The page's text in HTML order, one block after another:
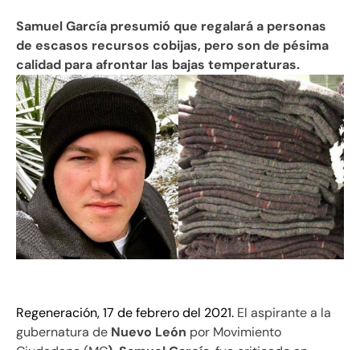
Samuel García presumió que regalará a personas
de escasos recursos cobijas, pero son de pésima
calidad para afrontar las bajas temperaturas.
Regeneración, 17 de febrero del 2021. El aspirante a la
gubernatura de Nuevo León por Movimiento